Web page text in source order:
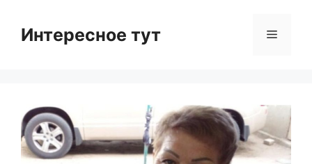
contentИнтересное тут Menu